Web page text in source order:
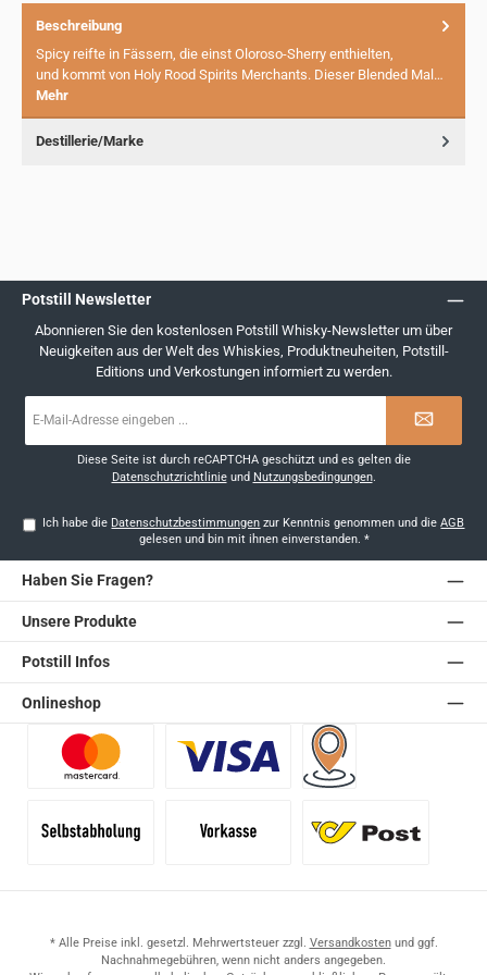
Beschreibung
Spicy reifte in Fässern, die einst Oloroso-Sherry enthielten,
und kommt von Holy Rood Spirits Merchants. Dieser Blended Mal…
Mehr
Destillerie/Marke
Potstill Newsletter
Abonnieren Sie den kostenlosen Potstill Whisky-Newsletter um über
Neuigkeiten aus der Welt des Whiskies, Produktneuheiten, Potstill-
Editions und Verkostungen informiert zu werden.
Mail-
Diese Seite ist durch reCAPTCHA geschützt und es gelten die
Datenschutzrichtlinieund Nutzungsbedingungen.
Ich habe die Datenschutzbestimmungen zur Kenntnis genommen und dieAGB
gelesen und bin mit ihnen einverstanden. *
Haben Sie Fragen?
Unsere Produkte
Potstill Infos
Onlineshop
* Alle Preise inkl. gesetzl. Mehrwertsteuer zzgl. Versandkostenund ggf.
Nachnahmegebühren, wenn nicht anders angegeben.